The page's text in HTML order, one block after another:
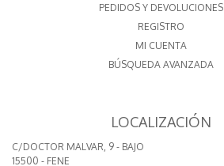
PEDIDOS Y DEVOLUCIONES
REGISTRO
MI CUENTA
BÚSQUEDA AVANZADA
LOCALIZACIÓN
C/DOCTOR MALVAR, 9 - BAJO
15500 - FENE